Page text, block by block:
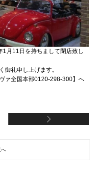
月11日を持ちまして閉店致し
御礼申し上げます。
ァ全国本部0120-298-300】へ
カーニバルパーク美浜店（直
へ